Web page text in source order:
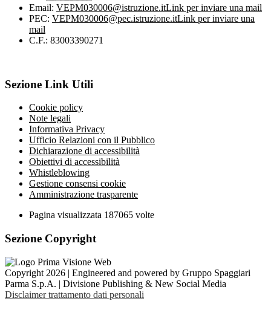
Email: VEPM030006@istruzione.itLink per inviare una mail
PEC: VEPM030006@pec.istruzione.itLink per inviare una
mail
C.F.: 83003390271
Sezione Link Utili
Cookie policy
Note legali
Informativa Privacy
Ufficio Relazioni con il Pubblico
Dichiarazione di accessibilità
Obiettivi di accessibilità
Whistleblowing
Gestione consensi cookie
Amministrazione trasparente
Pagina visualizzata 187065 volte
Sezione Copyright
Copyright 2026 | Engineered and powered by Gruppo Spaggiari
Parma S.p.A. | Divisione Publishing & New Social Media
Disclaimer trattamento dati personali